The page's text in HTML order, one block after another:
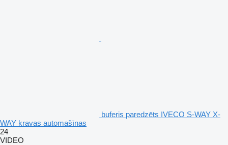
buferis paredzēts IVECO S-WAY X-
WAY kravas automašīnas
24
VIDEO